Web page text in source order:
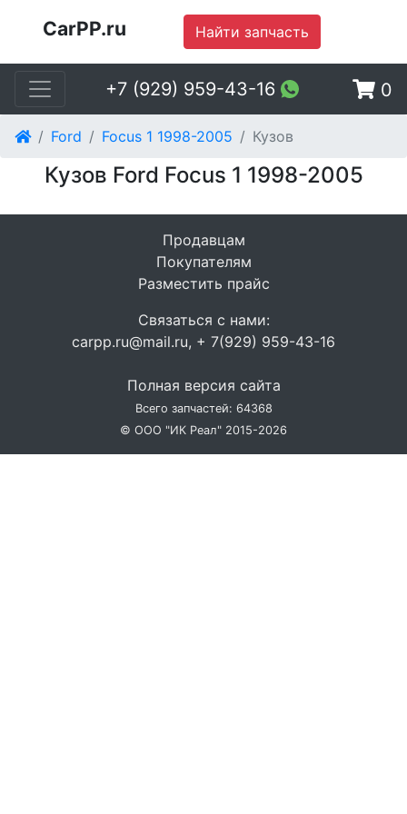
CarPP.ru Найти запчасть
+7 (929) 959-43-16 0
Ford Focus 1 1998-2005 Кузов
Кузов Ford Focus 1 1998-2005
Продавцам
Покупателям
Разместить прайс
Связаться с нами:
carpp.ru@mail.ru, + 7(929) 959-43-16
Полная версия сайта
Всего запчастей: 64368
© ООО "ИК Реал" 2015-2026